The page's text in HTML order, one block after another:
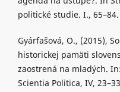
politické studie. I., 65–84.
Gyárfašová, O., (2015),
historickej pamäti
zaostrená na mladých.
Scientia Politica, IV,